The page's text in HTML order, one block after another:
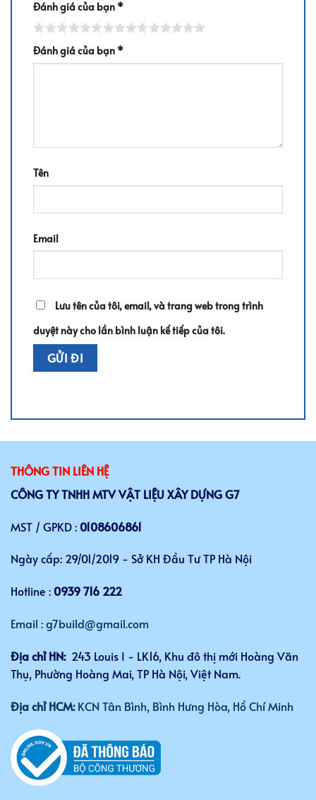
Đánh giá của bạn *
Đánh giá của bạn *
Tên
Email
Lưu tên của tôi, email, và trang web trong trình
duyệt này cho lần bình luận kế tiếp của tôi.
THÔNG TIN LIÊN HỆ
CÔNG TY TNHH MTV VẬT LIỆU XÂY DỰNG G7
MST / GPKD : 0108606861
Ngày cấp: 29/01/2019 - Sở KH Đầu Tư TP Hà Nội
Hotline : 0939 716 222
Email : g7build@gmail.com
Địa chỉ HN: 243 Louis I - LK16, Khu đô thị mới Hoàng Văn
Thụ, Phường Hoàng Mai, TP Hà Nội, Việt Nam.
Địa chỉ HCM:KCN Tân Bình, Bình Hưng Hòa, Hồ Chí Minh